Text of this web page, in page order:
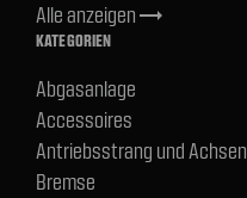
Alle anzeigentrending_flat
KATEGORIEN
Abgasanlage
Accessoires
Antriebsstrang und Achsen
Bremse